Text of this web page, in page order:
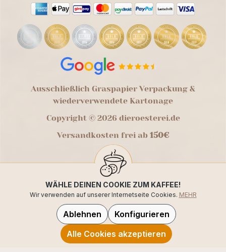
Ausschließlich Graspapier Verpackung &
wiederverwendete Kartonage
Copyright © 2026 dieroesterei.de
Versandkosten frei ab 150€
WÄHLE DEINEN COOKIE ZUM KAFFEE!
Wir verwenden auf unserer Internetseite Cookies. MEHR
Ablehnen
Konfigurieren
Alle Cookies akzeptieren